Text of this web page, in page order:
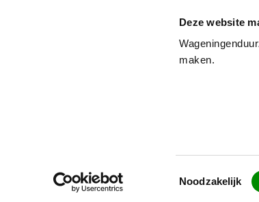
Deze website
maken.
Noodzakelijk
Openingstijden stadhuis
Maandag: 8.30 tot 20.00 uur
Dinsdag tot en met vrijdag: